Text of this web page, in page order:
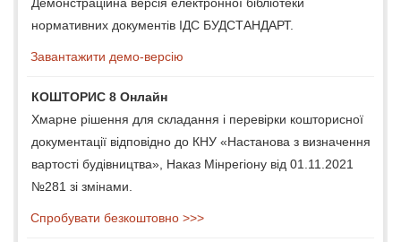
нормативних документів ІДС БУДСТАНДАРТ.
Завантажити демо-версію
КОШТОРИС 8 Онлайн
Хмарне рішення для складання і перевірки кошторисної
документації відповідно до КНУ «Настанова з визначення
вартості будівництва», Наказ Мінрегіону від 01.11.2021
№281 зі змінами.
Спробувати безкоштовно >>>